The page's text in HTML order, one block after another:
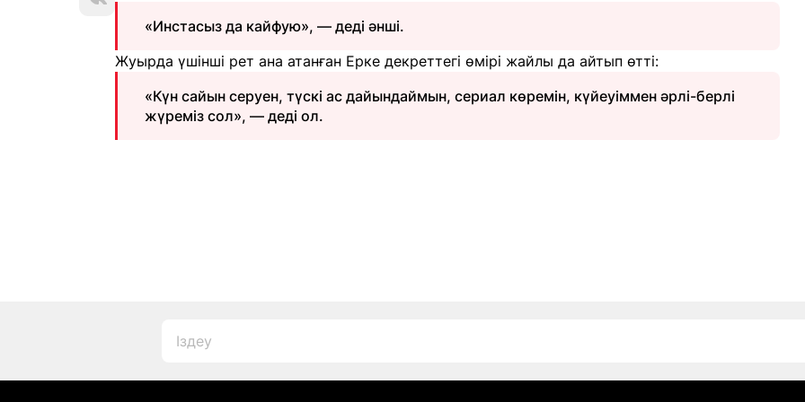
«Инстасыз да кайфую», — деді әнші.
Жуырда үшінші рет ана атанған Ерке декреттегі өмірі жайлы да айтып өтті:
«Күн сайын серуен, түскі ас дайындаймын, сериал көремін, күйеуіммен әрлі-берлі
жүреміз сол», — деді ол.